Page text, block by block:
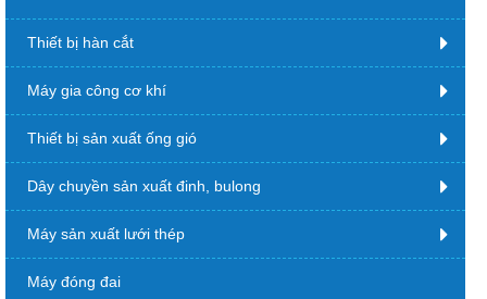
Thiết bị hàn cắt
Máy gia công cơ khí
Thiết bị sản xuất ống gió
Dây chuyền sản xuất đinh, bulong
Máy sản xuất lưới thép
Máy đóng đai